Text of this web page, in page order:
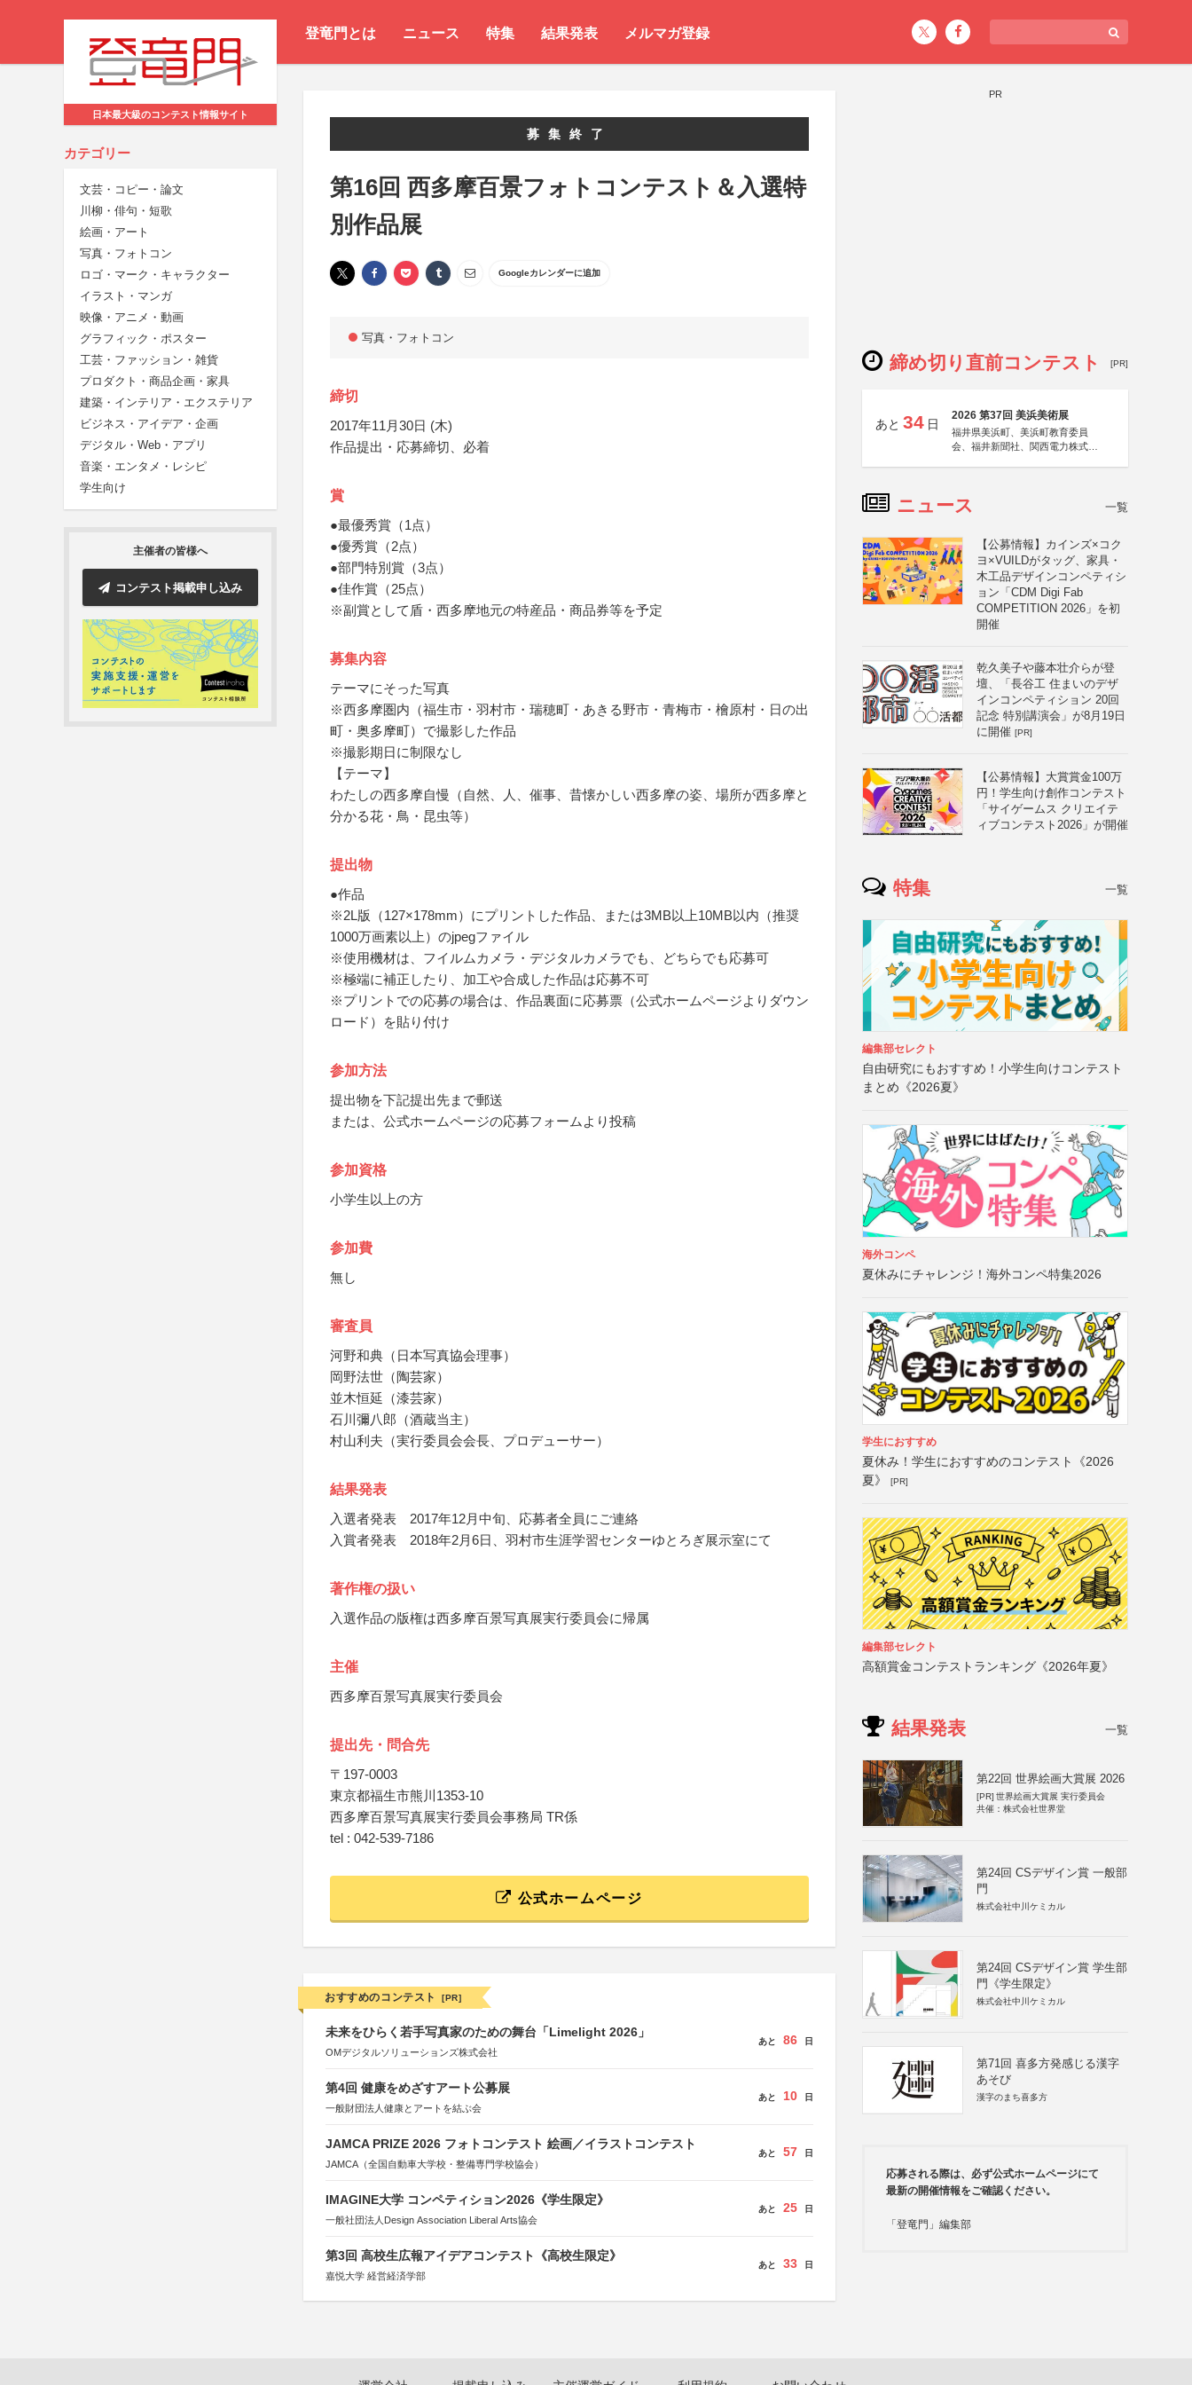
登竜門とは ニュース 特集 結果発表 メルマガ登録
日本最大級のコンテスト情報サイト
カテゴリー
文芸・コピー・論文
川柳・俳句・短歌
絵画・アート
写真・フォトコン
ロゴ・マーク・キャラクター
イラスト・マンガ
映像・アニメ・動画
グラフィック・ポスター
工芸・ファッション・雑貨
プロダクト・商品企画・家具
建築・インテリア・エクステリア
ビジネス・アイデア・企画
デジタル・Web・アプリ
音楽・エンタメ・レシピ
学生向け
主催者の皆様へ
コンテスト掲載申し込み
募集終了
第16回 西多摩百景フォトコンテスト＆入選特
別作品展
Googleカレンダーに追加
写真・フォトコン
締切
2017年11月30日 (木)
作品提出・応募締切、必着
賞
●最優秀賞（1点）
●優秀賞（2点）
●部門特別賞（3点）
●佳作賞（25点）
※副賞として盾・西多摩地元の特産品・商品券等を予定
募集内容
テーマにそった写真
※西多摩圏内（福生市・羽村市・瑞穂町・あきる野市・青梅市・檜原村・日の出
町・奥多摩町）で撮影した作品
※撮影期日に制限なし
【テーマ】
わたしの西多摩自慢（自然、人、催事、昔懐かしい西多摩の姿、場所が西多摩と
分かる花・鳥・昆虫等）
提出物
●作品
※2L版（127×178mm）にプリントした作品、または3MB以上10MB以内（推奨
1000万画素以上）のjpegファイル
※使用機材は、フイルムカメラ・デジタルカメラでも、どちらでも応募可
※極端に補正したり、加工や合成した作品は応募不可
※プリントでの応募の場合は、作品裏面に応募票（公式ホームページよりダウン
ロード）を貼り付け
参加方法
提出物を下記提出先まで郵送
または、公式ホームページの応募フォームより投稿
参加資格
小学生以上の方
参加費
無し
審査員
河野和典（日本写真協会理事）
岡野法世（陶芸家）
並木恒延（漆芸家）
石川彌八郎（酒蔵当主）
村山利夫（実行委員会会長、プロデューサー）
結果発表
入選者発表 2017年12月中旬、応募者全員にご連絡
入賞者発表 2018年2月6日、羽村市生涯学習センターゆとろぎ展示室にて
著作権の扱い
入選作品の版権は西多摩百景写真展実行委員会に帰属
主催
西多摩百景写真展実行委員会
提出先・問合先
〒197-0003
東京都福生市熊川1353-10
西多摩百景写真展実行委員会事務局 TR係
tel : 042-539-7186
公式ホームページ
おすすめのコンテスト [PR]
未来をひらく若手写真家のための舞台「Limelight 2026」
OMデジタルソリューションズ株式会社
あと 86 日
第4回 健康をめざすアート公募展
一般財団法人健康とアートを結ぶ会
あと 10 日
JAMCA PRIZE 2026 フォトコンテスト 絵画／イラストコンテスト
JAMCA（全国自動車大学校・整備専門学校協会）
あと 57 日
IMAGINE大学 コンペティション2026《学生限定》
一般社団法人Design Association Liberal Arts協会
あと 25 日
第3回 高校生広報アイデアコンテスト《高校生限定》
嘉悦大学 経営経済学部
あと 33 日
PR
締め切り直前コンテスト [PR]
あと 34 日
2026 第37回 美浜美術展
福井県美浜町、美浜町教育委員
会、福井新聞社、関西電力株式会
ニュース 一覧
【公募情報】カインズ×コク
ヨ×VUILDがタッグ、家具・
木工品デザインコンペティシ
ョン「CDM Digi Fab
COMPETITION 2026」を初
開催
乾久美子や藤本壮介らが登
壇、「長谷工 住まいのデザ
インコンペティション 20回
記念 特別講演会」が8月19日
に開催 [PR]
【公募情報】大賞賞金100万
円！学生向け創作コンテスト
「サイゲームス クリエイテ
ィブコンテスト2026」が開催
特集 一覧
編集部セレクト
自由研究にもおすすめ！小学生向けコンテスト
まとめ《2026夏》
海外コンペ
夏休みにチャレンジ！海外コンペ特集2026
学生におすすめ
夏休み！学生におすすめのコンテスト《2026
夏》
[PR]
編集部セレクト
高額賞金コンテストランキング《2026年夏》
結果発表 一覧
第22回 世界絵画大賞展 2026
[PR] 世界絵画大賞展 実行委員会
共催：株式会社世界堂
第24回 CSデザイン賞 一般部
門
株式会社中川ケミカル
第24回 CSデザイン賞 学生部
門《学生限定》
株式会社中川ケミカル
第71回 喜多方発感じる漢字
あそび
漢字のまち喜多方
応募される際は、必ず公式ホームページにて
最新の開催情報をご確認ください。
「登竜門」編集部